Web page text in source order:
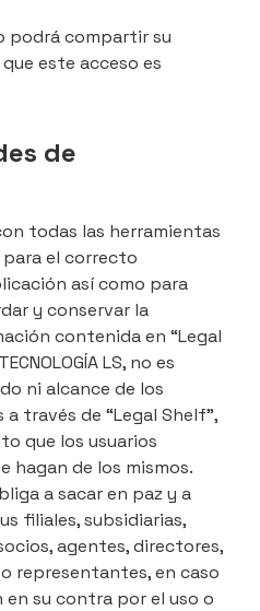
podrá compartir su
este acceso es
de
todas las herramientas
el correcto
así como para
y conservar la
contenida en “Legal
LS, no es
ni alcance de los
través de “Legal Shelf”,
que los usuarios
hagan de los mismos.
a sacar en paz y a
filiales, subsidiarias,
agentes, directores,
representantes, en caso
su contra por el uso o